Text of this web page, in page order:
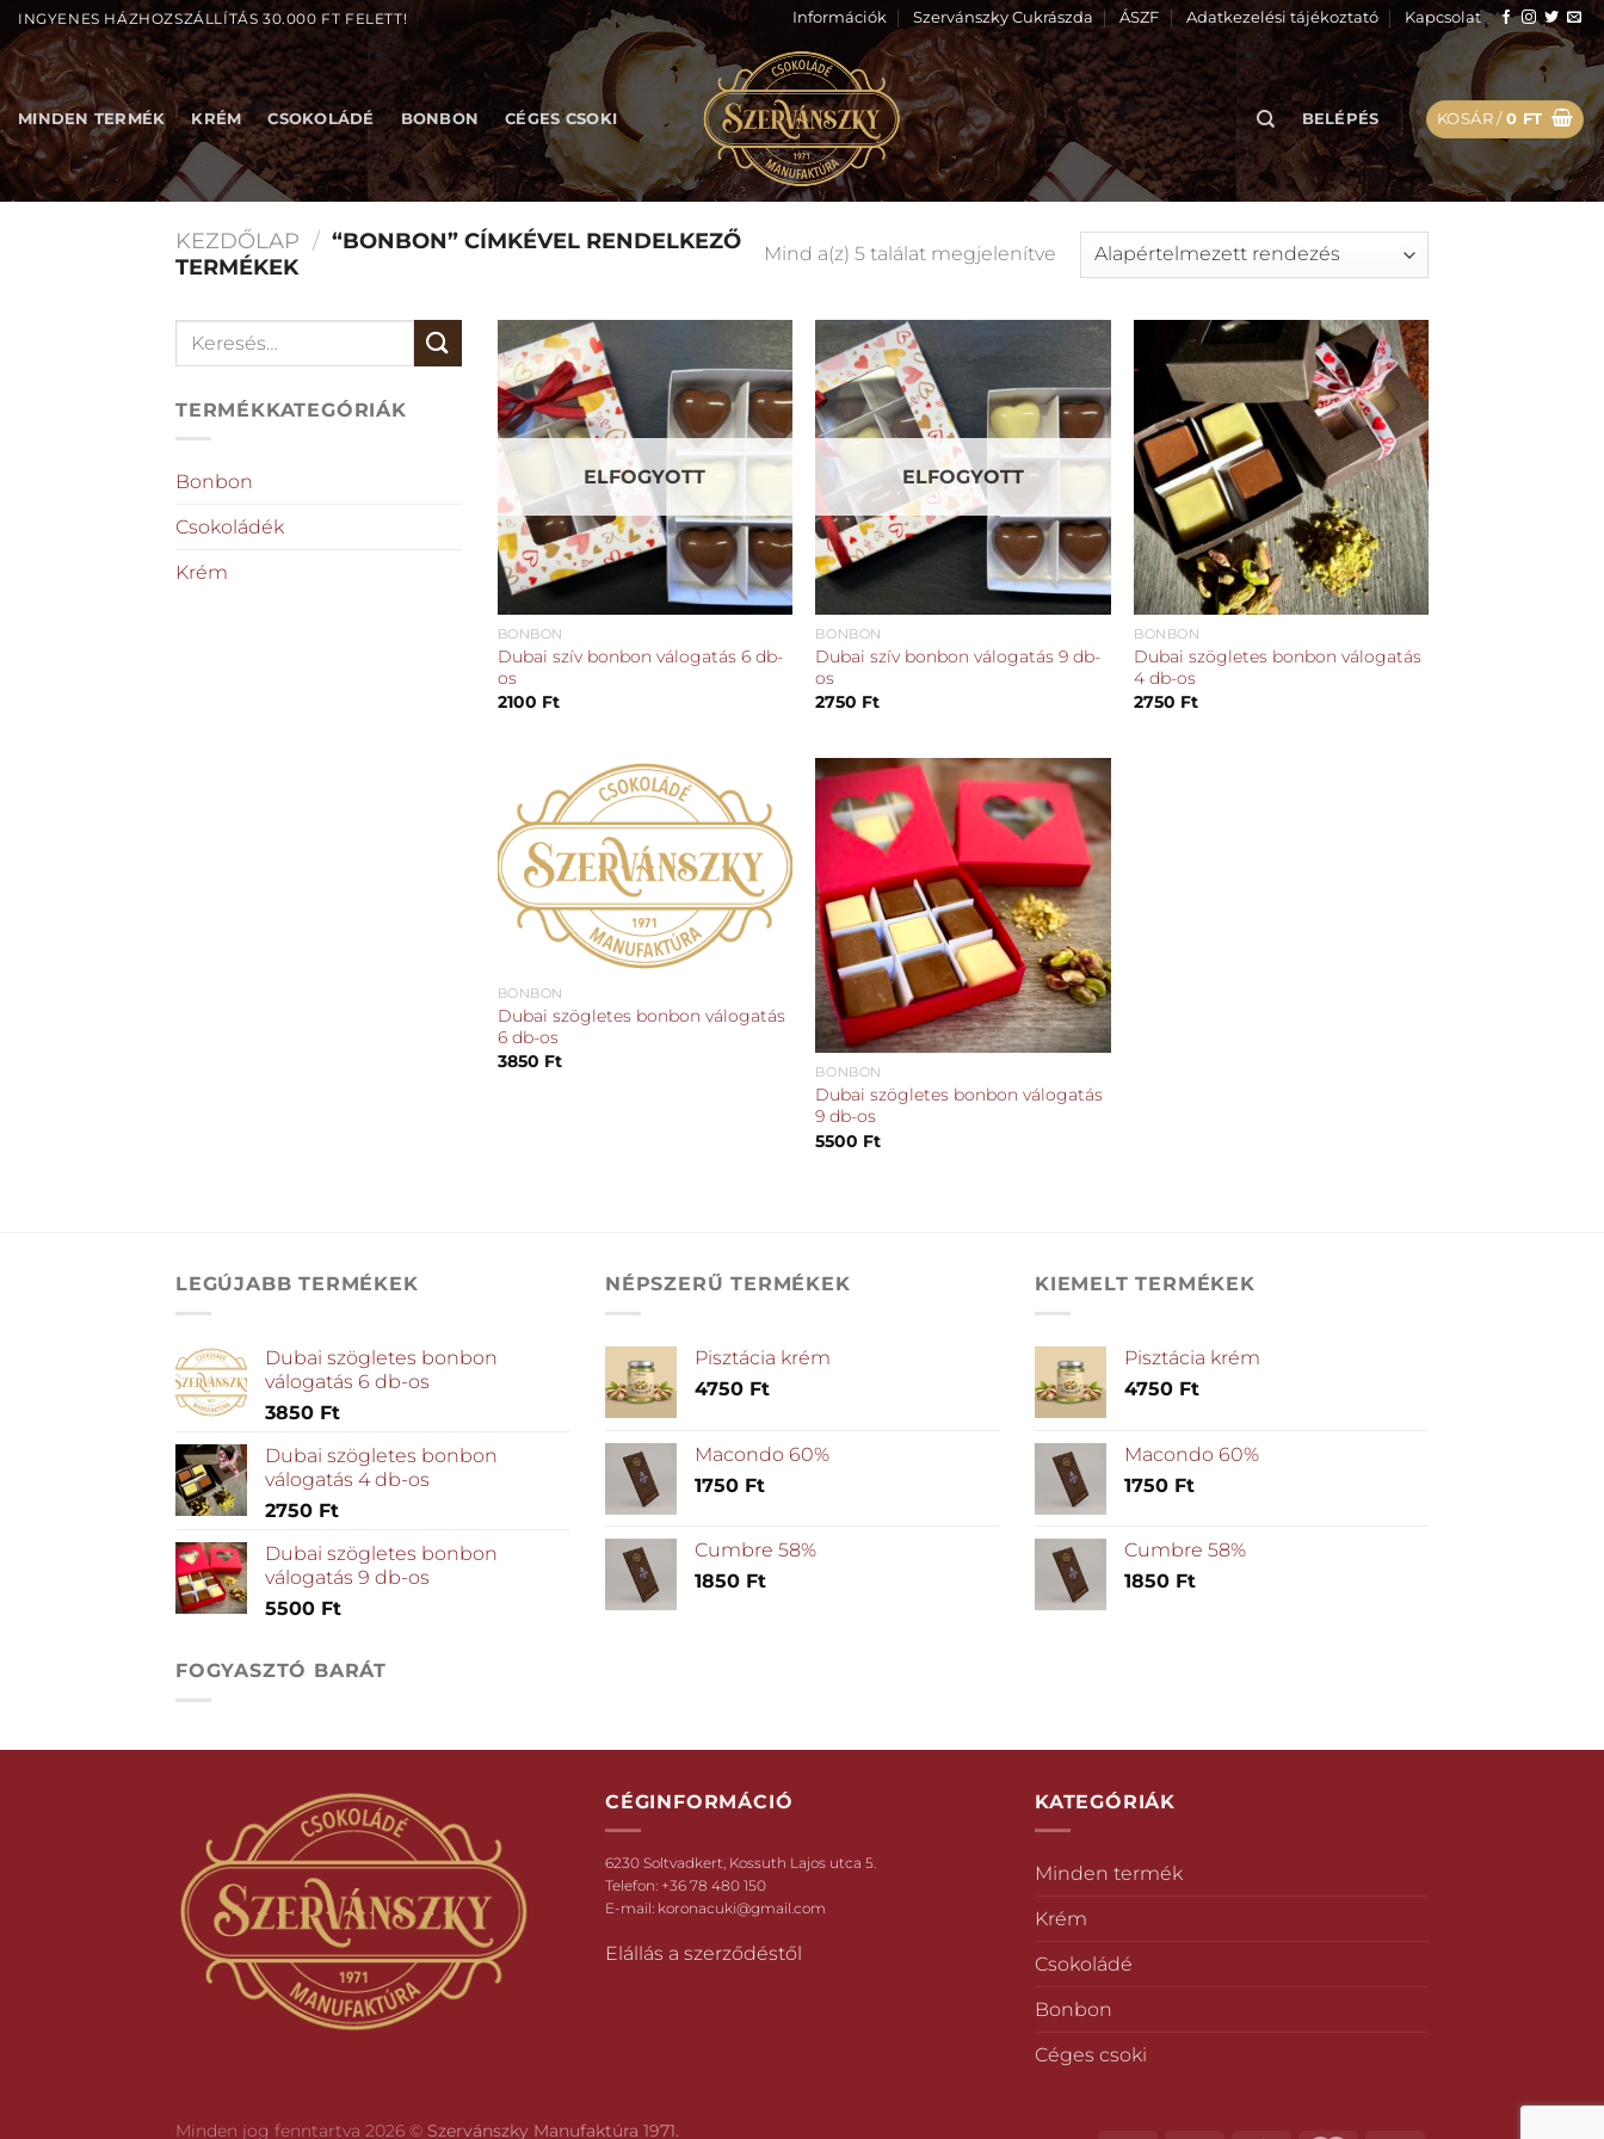
Skip
to
content
INGYENES HÁZHOZSZÁLLÍTÁS 30.000 FT FELETT! Információk Szervánszky Cukrászda ÁSZF Adatkezelési tájékoztató Kapcsolat
MINDEN TERMÉK KRÉM CSOKOLÁDÉ BONBON CÉGES CSOKI BELÉPÉS KOSÁR /0 FT
KEZDŐLAP / “BONBON” CÍMKÉVEL RENDELKEZŐ
TERMÉKEK
Mind a(z) 5 találat megjelenítve
Keresés
TERMÉKKATEGÓRIÁK
Bonbon
Csokoládék
Krém
Kedvencekhez
ELFOGYOTT
BONBON
Dubai szív bonbon válogatás 6 db-
os
2100 Ft
Kedvencekhez
ELFOGYOTT
BONBON
Dubai szív bonbon válogatás 9 db-
os
2750 Ft
Kedvencekhez
BONBON
Dubai szögletes bonbon válogatás
4 db-os
2750 Ft
Kedvencekhez
BONBON
Dubai szögletes bonbon válogatás
6 db-os
3850 Ft
Kedvencekhez
BONBON
Dubai szögletes bonbon válogatás
9 db-os
5500 Ft
LEGÚJABB TERMÉKEK
Dubai szögletes bonbon
válogatás 6 db-os
3850 Ft
Dubai szögletes bonbon
válogatás 4 db-os
2750 Ft
Dubai szögletes bonbon
válogatás 9 db-os
5500 Ft
NÉPSZERŰ TERMÉKEK
Pisztácia krém
4750 Ft
Macondo 60%
1750 Ft
Cumbre 58%
1850 Ft
KIEMELT TERMÉKEK
Pisztácia krém
4750 Ft
Macondo 60%
1750 Ft
Cumbre 58%
1850 Ft
FOGYASZTÓ BARÁT
CÉGINFORMÁCIÓ
6230 Soltvadkert, Kossuth Lajos utca 5.
Telefon: +36 78 480 150
E-mail: koronacuki@gmail.com
Elállás a szerződéstől
KATEGÓRIÁK
Minden termék
Krém
Csokoládé
Bonbon
Céges csoki
Minden jog fenntartva 2026 © Szervánszky Manufaktúra 1971.